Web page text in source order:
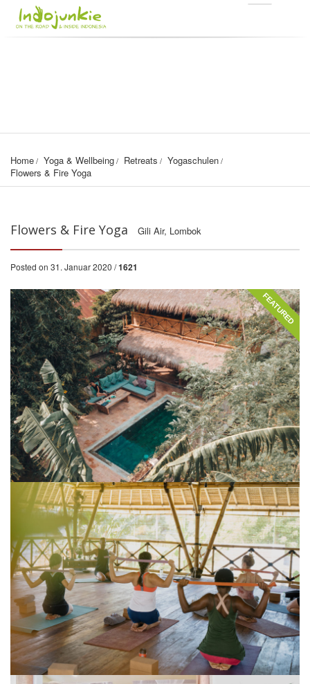
Home Yoga & Wellbeing Retreats
Yogaschulen
Flowers & Fire Yoga
Flowers & Fire Yoga Gili Air, Lombok
Posted on 31. Januar 2020 /1621
FEATURED